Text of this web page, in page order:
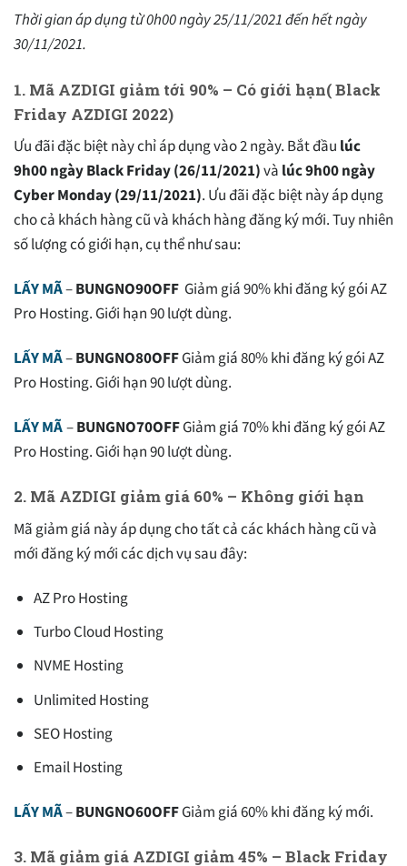
Thời gian áp dụng từ 0h00 ngày 25/11/2021 đến hết ngày
30/11/2021.
1. Mã AZDIGI giảm tới 90% – Có giới hạn( Black
Friday AZDIGI 2022)
Ưu đãi đặc biệt này chỉ áp dụng vào 2 ngày. Bắt đầu lúc
9h00 ngày Black Friday (26/11/2021)và lúc 9h00 ngày
Cyber Monday (29/11/2021). Ưu đãi đặc biệt này áp dụng
cho cả khách hàng cũ và khách hàng đăng ký mới. Tuy nhiên
số lượng có giới hạn, cụ thể như sau:
LẤY MÃ–BUNGNO90OFF Giảm giá 90% khi đăng ký gói AZ
Pro Hosting. Giới hạn 90 lượt dùng.
LẤY MÃ–BUNGNO80OFFGiảm giá 80% khi đăng ký gói AZ
Pro Hosting. Giới hạn 90 lượt dùng.
LẤY MÃ–BUNGNO70OFFGiảm giá 70% khi đăng ký gói AZ
Pro Hosting. Giới hạn 90 lượt dùng.
2. Mã AZDIGI giảm giá 60% – Không giới hạn
Mã giảm giá này áp dụng cho tất cả các khách hàng cũ và
mới đăng ký mới các dịch vụ sau đây:
AZ Pro Hosting
Turbo Cloud Hosting
NVME Hosting
Unlimited Hosting
SEO Hosting
Email Hosting
LẤY MÃ–BUNGNO60OFFGiảm giá 60% khi đăng ký mới.
3. Mã giảm giá AZDIGI giảm 45% – Black Friday